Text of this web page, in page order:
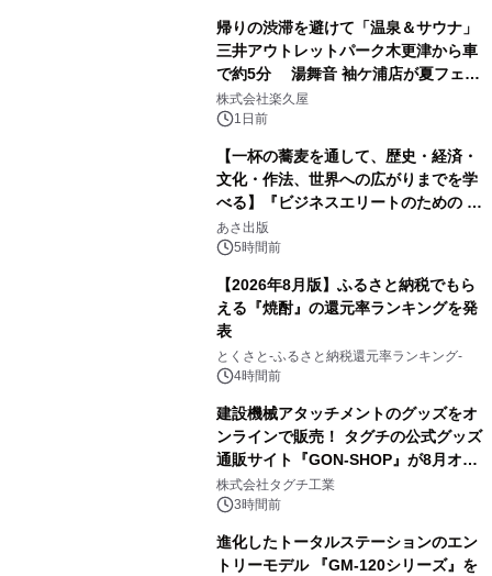
帰りの渋滞を避けて「温泉＆サウナ」
三井アウトレットパーク木更津から車
で約5分 湯舞音 袖ケ浦店が夏フェア
メニューを提供
株式会社楽久屋
1日前
【一杯の蕎麦を通して、歴史・経済・
文化・作法、世界への広がりまでを学
べる】『ビジネスエリートのための 教
養としての蕎麦』2026年8月25日
（火）発売
あさ出版
5時間前
【2026年8月版】ふるさと納税でもら
える『焼酎』の還元率ランキングを発
表
とくさと-ふるさと納税還元率ランキング-
4時間前
建設機械アタッチメントのグッズをオ
ンラインで販売！ タグチの公式グッズ
通販サイト『GON-SHOP』が8月オー
プン
株式会社タグチ工業
3時間前
進化したトータルステーションのエン
トリーモデル 『GM-120シリーズ』を